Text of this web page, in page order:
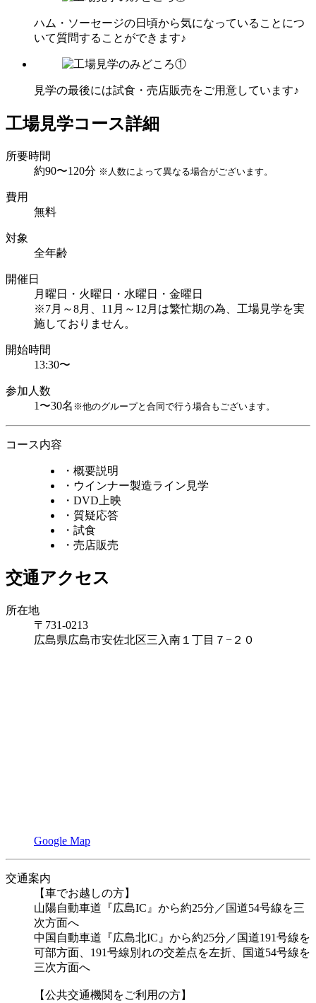
ハム・ソーセージの日頃から気になっていることにつ
いて質問することができます♪
見学の最後には試食・売店販売をご用意しています♪
工場見学コース詳細
所要時間
約90〜120分 ※人数によって異なる場合がございます。
費用
無料
対象
全年齢
開催日
月曜日・火曜日・水曜日・金曜日
※7月～8月、11月～12月は繁忙期の為、工場見学を実
施しておりません。
開始時間
13:30〜
参加人数
1〜30名 ※他のグループと合同で行う場合もございます。
コース内容
・概要説明
・ウインナー製造ライン見学
・DVD上映
・質疑応答
・試食
・売店販売
交通アクセス
所在地
〒731-0213
広島県広島市安佐北区三入南１丁目７−２０
Google Map
交通案内
【車でお越しの方】
山陽自動車道『広島IC』から約25分／国道54号線を三
次方面へ
中国自動車道『広島北IC』から約25分／国道191号線を
可部方面、191号線別れの交差点を左折、国道54号線を
三次方面へ
【公共交通機関をご利用の方】